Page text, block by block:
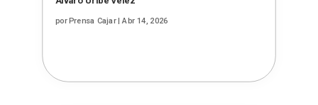
porPrensa Cajar| Abr 14, 2026